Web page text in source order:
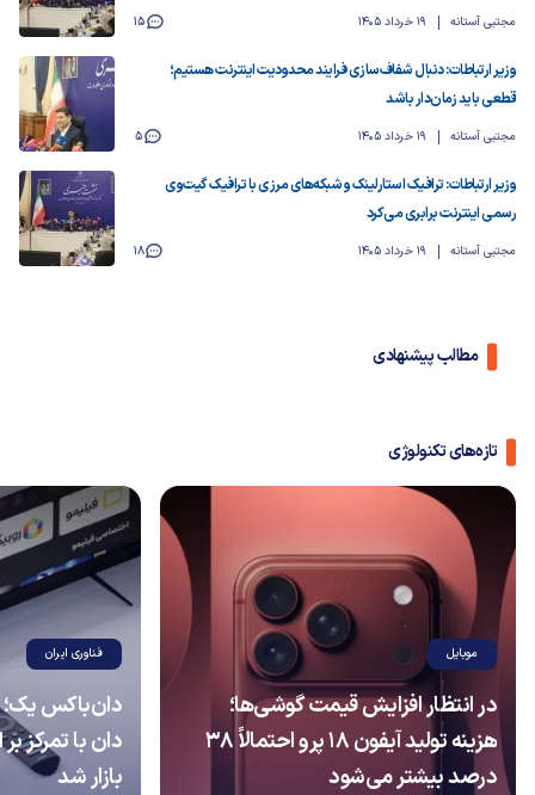
مجتبی آستانه 19 خرداد 1405 15
وزیر ارتباطات: دنبال شفاف‌سازی فرایند محدودیت اینترنت هستیم؛
قطعی باید زمان‌دار باشد
مجتبی آستانه 19 خرداد 1405 5
وزیر ارتباطات: ترافیک استارلینک و شبکه‌های مرزی با ترافیک گیت‌وی
رسمی اینترنت برابری می‌کرد
مجتبی آستانه 19 خرداد 1405 18
مطالب پیشنهادی
تازه‌های تکنولوژی
موبایل
در انتظار افزایش قیمت گوشی‌ها؛
هزینه تولید آیفون ۱۸ پرو احتمالاً ۳۸
درصد بیشتر می‌شود
فناوری ایران
دان‌باکس یک؛
دان با تمرکز
بازار شد